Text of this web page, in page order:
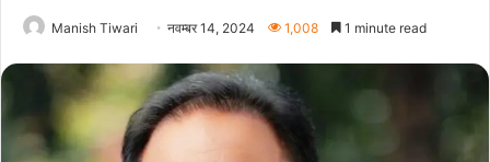
Manish Tiwari नवम्बर 14, 2024 1,008 1 minute read